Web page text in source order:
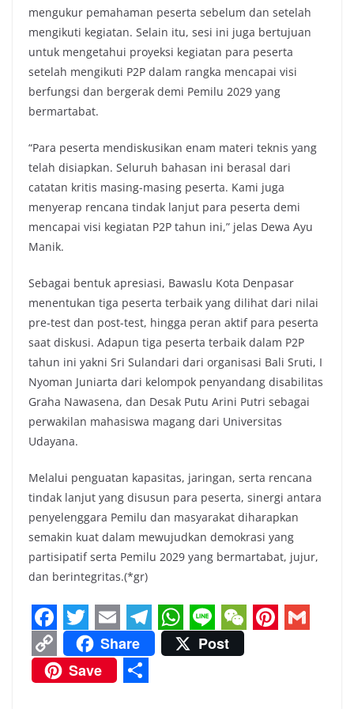
mengukur pemahaman peserta sebelum dan setelah
mengikuti kegiatan. Selain itu, sesi ini juga bertujuan
untuk mengetahui proyeksi kegiatan para peserta
setelah mengikuti P2P dalam rangka mencapai visi
berfungsi dan bergerak demi Pemilu 2029 yang
bermartabat.
“Para peserta mendiskusikan enam materi teknis yang
telah disiapkan. Seluruh bahasan ini berasal dari
catatan kritis masing-masing peserta. Kami juga
menyerap rencana tindak lanjut para peserta demi
mencapai visi kegiatan P2P tahun ini,” jelas Dewa Ayu
Manik.
Sebagai bentuk apresiasi, Bawaslu Kota Denpasar
menentukan tiga peserta terbaik yang dilihat dari nilai
pre-test dan post-test, hingga peran aktif para peserta
saat diskusi. Adapun tiga peserta terbaik dalam P2P
tahun ini yakni Sri Sulandari dari organisasi Bali Sruti, I
Nyoman Juniarta dari kelompok penyandang disabilitas
Graha Nawasena, dan Desak Putu Arini Putri sebagai
perwakilan mahasiswa magang dari Universitas
Udayana.
Melalui penguatan kapasitas, jaringan, serta rencana
tindak lanjut yang disusun para peserta, sinergi antara
penyelenggara Pemilu dan masyarakat diharapkan
semakin kuat dalam mewujudkan demokrasi yang
partisipatif serta Pemilu 2029 yang bermartabat, jujur,
dan berintegritas.(*gr)
F
a
c
T
w
i
E
m
a
T
e
l
W
h
L
i
W
e
C
o
Share
Post
Save